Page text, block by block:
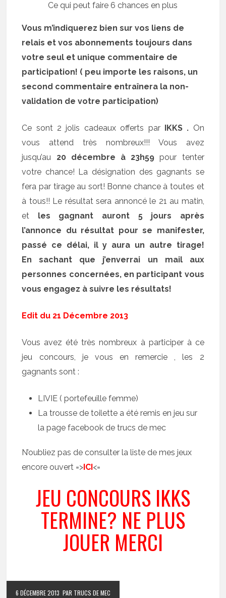
Ce qui peut faire 6 chances en plus
Vous m’indiquerez bien sur vos liens de
relais et vos abonnements toujours dans
votre seul et unique commentaire de
participation! ( peu importe les raisons, un
second commentaire entraînera la non-
validation de votre participation)
Ce sont 2 jolis cadeaux offerts par IKKS . On
vous attend très nombreux!!! Vous avez
jusqu’au 20 décembre à 23h59 pour tenter
votre chance! La désignation des gagnants se
fera par tirage au sort! Bonne chance à toutes et
à tous!! Le résultat sera annoncé le 21 au matin,
et les gagnant auront 5 jours après
l’annonce du résultat pour se manifester,
passé ce délai, il y aura un autre tirage!
En sachant que j’enverrai un mail aux
personnes concernées, en participant vous
vous engagez à suivre les résultats!
Edit du 21 Décembre 2013
Vous avez été très nombreux à participer à ce
jeu concours, je vous en remercie , les 2
gagnants sont :
LIVIE ( portefeuille femme)
La trousse de toilette a été remis en jeu sur
la page facebook de trucs de mec
N’oubliez pas de consulter la liste de mes jeux
encore ouvert =>ICI<=
JEU CONCOURS IKKS
TERMINE? NE PLUS
JOUER MERCI
6 DÉCEMBRE 2013 PAR TRUCS DE MEC